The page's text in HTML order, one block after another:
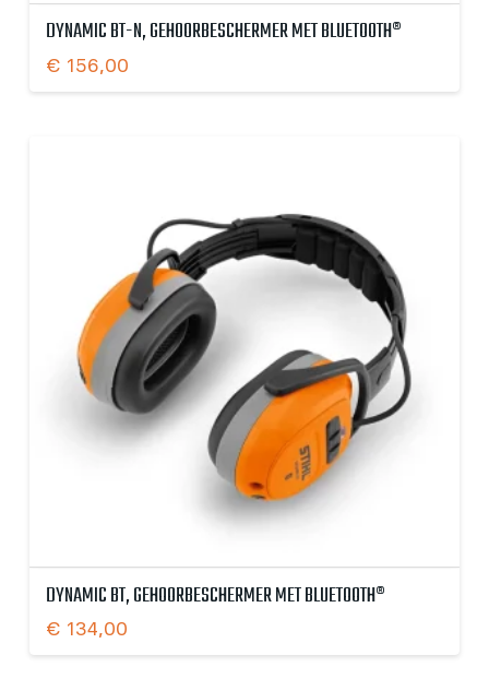
DYNAMIC BT-N, GEHOORBESCHERMER MET BLUETOOTH®
€ 156,00
DYNAMIC BT, GEHOORBESCHERMER MET BLUETOOTH®
€ 134,00